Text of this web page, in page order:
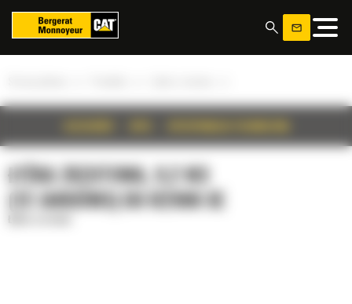
ŁYŻKA ZRZUTOWA, 9,2 M3
(12 JARDÓW3) DO R2900 XE
Panel zarządzania plikami cookies